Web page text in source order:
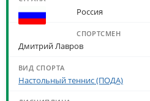
Россия
Дмитрий Лавров
Настольный теннис (ПОДА)